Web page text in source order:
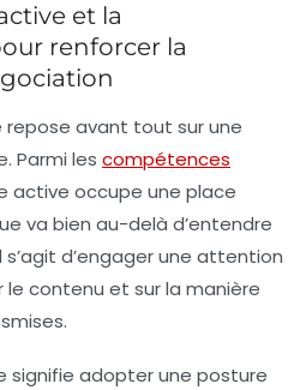
et la
renforcer la
repose avant tout sur une
. Parmi les compétences
active occupe une place
va bien au-delà d’entendre
d’engager une attention
contenu et sur la manière
signifie adopter une posture